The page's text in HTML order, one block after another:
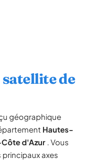
satellite de
géographique
Hautes-
d'Azur . Vous
axes